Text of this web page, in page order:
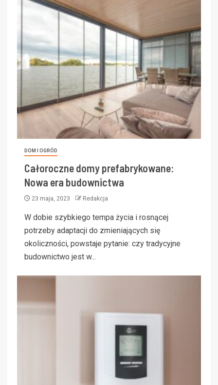
DOM I OGRÓD
Całoroczne domy prefabrykowane:
Nowa era budownictwa
23 maja, 2023 Redakcja
W dobie szybkiego tempa życia i rosnącej
potrzeby adaptacji do zmieniających się
okoliczności, powstaje pytanie: czy tradycyjne
budownictwo jest w...